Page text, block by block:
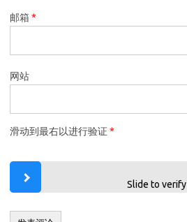
邮箱*
网站
滑动到最右以进行验证 *
Slide to verify